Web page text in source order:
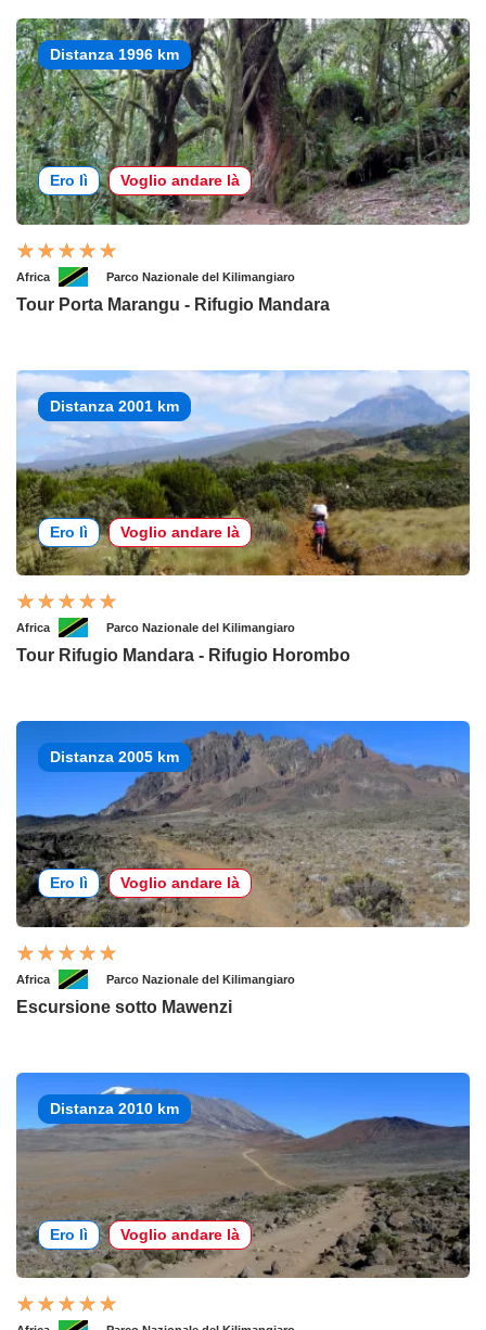
Distanza 1996 km
Ero lì Voglio andare là
Africa Parco Nazionale del Kilimangiaro
Tour Porta Marangu - Rifugio Mandara
Distanza 2001 km
Ero lì Voglio andare là
Africa Parco Nazionale del Kilimangiaro
Tour Rifugio Mandara - Rifugio Horombo
Distanza 2005 km
Ero lì Voglio andare là
Africa Parco Nazionale del Kilimangiaro
Escursione sotto Mawenzi
Distanza 2010 km
Ero lì Voglio andare là